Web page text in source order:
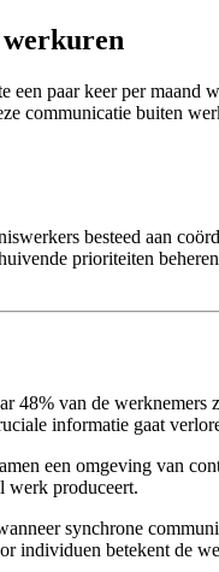
paar keer per maand
communicatie buiten
besteed aan
prioriteiten
48% van de
informatie gaat
een omgeving van
werk produceert.
synchrone
individuen betekent de